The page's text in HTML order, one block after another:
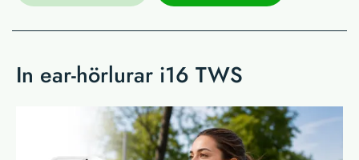
In ear-hörlurar i16 TWS